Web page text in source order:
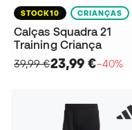
STOCK10 CRIANÇAS
Calças Squadra 21
Training Criança
39,99 €23,99 €−40%